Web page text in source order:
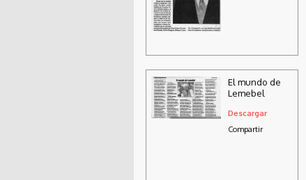
El mundo de
Lemebel
Descargar
Compartir